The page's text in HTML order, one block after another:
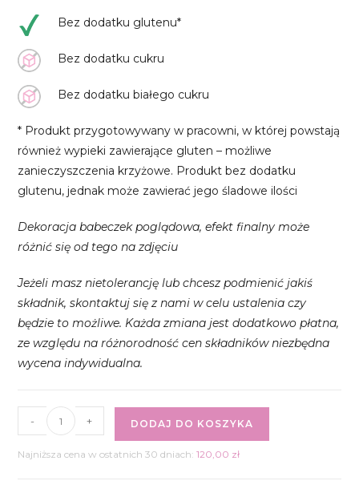
Bez dodatku glutenu*
Bez dodatku cukru
Bez dodatku białego cukru
* Produkt przygotowywany w pracowni, w której powstają
również wypieki zawierające gluten – możliwe
zanieczyszczenia krzyżowe. Produkt bez dodatku
glutenu, jednak może zawierać jego śladowe ilości
Dekoracja babeczek poglądowa, efekt finalny może
różnić się od tego na zdjęciu
Jeżeli masz nietolerancję lub chcesz podmienić jakiś
składnik, skontaktuj się z nami w celu ustalenia czy
będzie to możliwe. Każda zmiana jest dodatkowo płatna,
ze względu na różnorodność cen składników niezbędna
wycena indywidualna.
Babeczki
marchewkowe
- + DODAJ DO KOSZYKA
Najniższa cena w ostatnich 30 dniach:120,00 zł